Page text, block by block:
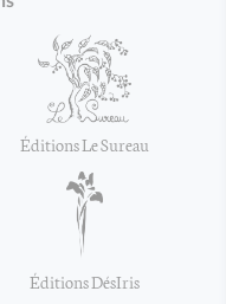
Éditions Le Sureau
Éditions DésIris